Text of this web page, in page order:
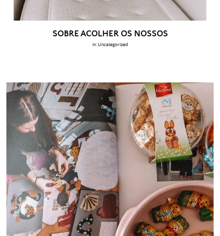
SOBRE ACOLHER OS NOSSOS
in: Uncategorized